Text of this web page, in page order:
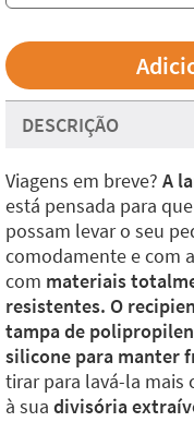
DESCRIÇÃO
Viagens em breve? A
está pensada para
possam levar o seu
comodamente e com
com materiais
resistentes. O
tampa de
silicone para manter
tirar para lavá-la mais
à sua divisória